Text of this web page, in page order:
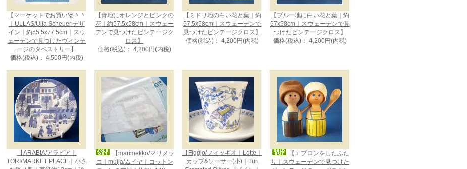
【マーケットでお買い物＾＾
｜ULLAS/Ulla Scheuer デザ
イン｜約55.5x77.5cm｜スウ
ェーデンで見つけたヴィンテ
ージのタペストリー】
価格(税込)： 4,500円(内税)
【青地にオレンジとピンクの
花｜約57.5x58cm｜スウェー
デンで見つけたビンテージク
ロス】
価格(税込)： 4,200円(内税)
【ミドリ地の白い花と葉｜約
57.5x58cm｜スウェーデンで
見つけたビンテージクロス】
価格(税込)： 4,200円(内税)
【ブルー地に白い花と葉｜約
57x58cm｜スウェーデンで見
つけたビンテージクロス】
価格(税込)： 4,200円(内税)
【ARABIA/アラビア｜
TORI/MARKET PLACE｜小さ
【marimekko/マリメッ
コ｜muija/ムイヤ｜コットン
【Figgjo/フィッギオ｜Lotte｜
カップ&ソーサー(小)｜Turi
【エプロンをしたふた
り｜スウェーデンで見つけた